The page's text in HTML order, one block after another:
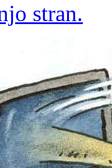
stran.